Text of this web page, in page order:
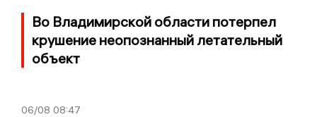
Во Владимирской области потерпел
крушение неопознанный летательный
объект
06/08 08:47